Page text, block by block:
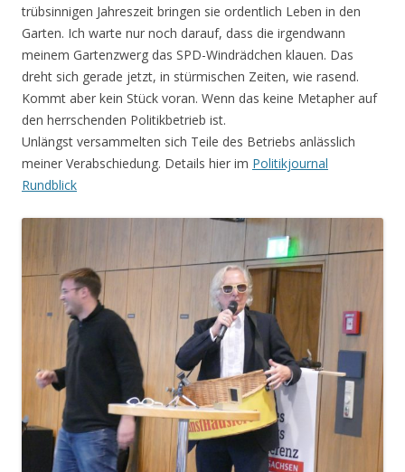
trübsinnigen Jahreszeit bringen sie ordentlich Leben in den
Garten. Ich warte nur noch darauf, dass die irgendwann
meinem Gartenzwerg das SPD-Windrädchen klauen. Das
dreht sich gerade jetzt, in stürmischen Zeiten, wie rasend.
Kommt aber kein Stück voran. Wenn das keine Metapher auf
den herrschenden Politikbetrieb ist.
Unlängst versammelten sich Teile des Betriebs anlässlich
meiner Verabschiedung. Details hier im Politikjournal
Rundblick